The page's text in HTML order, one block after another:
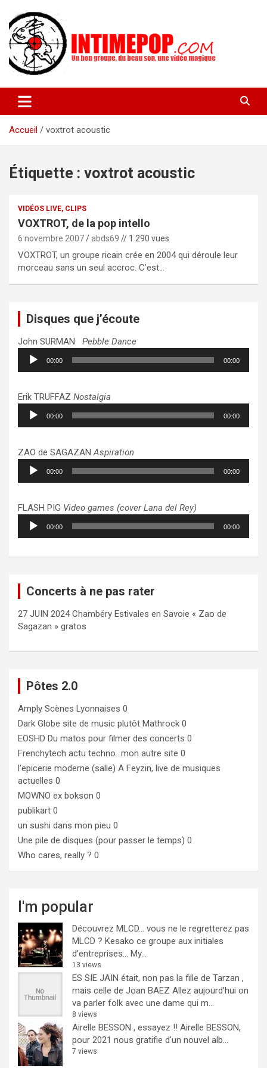
contenu
intimepop.com
actuelles pop rock, post-rock, indé sur Lyon. rock pop concert
lyon
Accueil
voxtrot acoustic
Étiquette : voxtrot acoustic
VIDÉOS LIVE, CLIPS
VOXTROT, de la pop intello
6 novembre 2007 abds69 // 1 290 vues
VOXTROT, un groupe ricain crée en 2004 qui déroule leur
morceau sans un seul accroc. C’est…
Disques que j’écoute
John SURMAN Pebble Dance
Lecteur
audio
00:00 00:00
Erik TRUFFAZ Nostalgia
Lecteur
audio
00:00 00:00
ZAO de SAGAZANAspiration
Lecteur
audio
00:00 00:00
FLASH PIG Video games (cover Lana del Rey)
Lecteur
audio
00:00 00:00
Concerts à ne pas rater
27 JUIN 2024 Chambéry Estivales en Savoie « Zao de
Sagazan » gratos
Pôtes 2.0
Amply Scènes Lyonnaises 0
Dark Globe site de music plutôt Mathrock 0
EOSHD Du matos pour filmer des concerts 0
Frenchytech actu techno…mon autre site 0
l'epicerie moderne (salle) A Feyzin, live de musiques
actuelles 0
MOWNO ex bokson 0
publikart 0
un sushi dans mon pieu 0
Une pile de disques (pour passer le temps) 0
Who cares, really ? 0
I'm popular
Découvrez MLCD… vous ne le regretterez pas
MLCD ? Kesako ce groupe aux initiales
d’entreprises… My...
13 views
ES SIE JAIN était, non pas la fille de Tarzan ,
mais celle de Joan BAEZ Allez aujourd'hui on
va parler folk avec une dame qui m...
8 views
Airelle BESSON , essayez !! Airelle BESSON,
pour 2021 nous gratifie d'un nouvel alb...
7 views